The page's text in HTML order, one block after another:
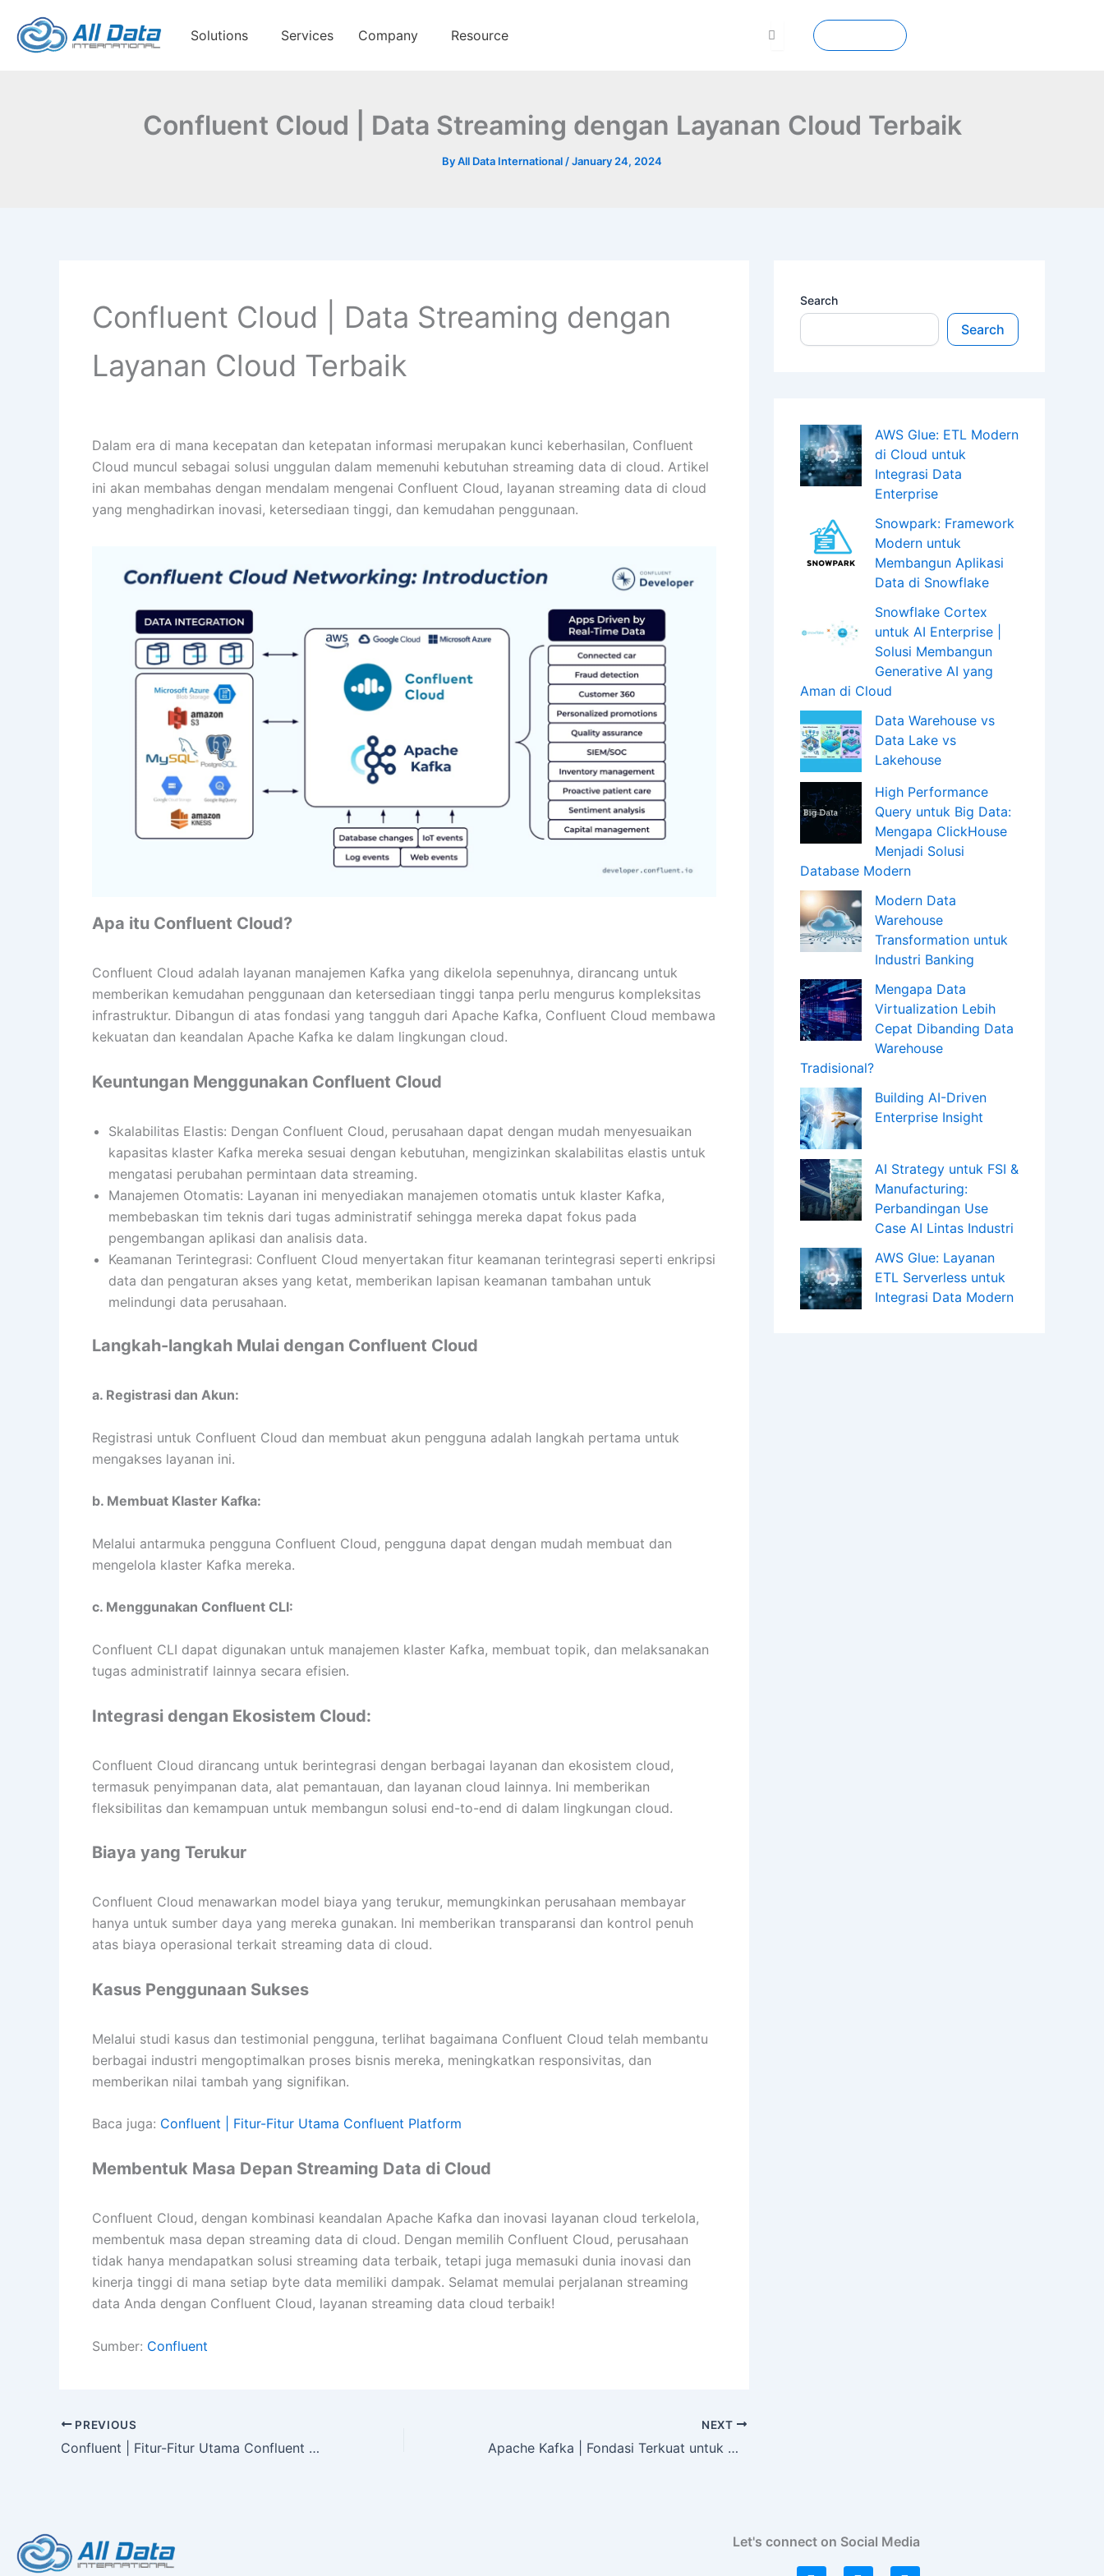
content
Solutions Services Company Resource
Confluent Cloud | Data Streaming dengan Layanan Cloud Terbaik
ByAll Data International /January 24, 2024
Confluent Cloud | Data Streaming dengan
Layanan Cloud Terbaik
Dalam era di mana kecepatan dan ketepatan informasi merupakan kunci keberhasilan, Confluent
Cloud muncul sebagai solusi unggulan dalam memenuhi kebutuhan streaming data di cloud. Artikel
ini akan membahas dengan mendalam mengenai Confluent Cloud, layanan streaming data di cloud
yang menghadirkan inovasi, ketersediaan tinggi, dan kemudahan penggunaan.
Apa itu Confluent Cloud?
Confluent Cloud adalah layanan manajemen Kafka yang dikelola sepenuhnya, dirancang untuk
memberikan kemudahan penggunaan dan ketersediaan tinggi tanpa perlu mengurus kompleksitas
infrastruktur. Dibangun di atas fondasi yang tangguh dari Apache Kafka, Confluent Cloud membawa
kekuatan dan keandalan Apache Kafka ke dalam lingkungan cloud.
Keuntungan Menggunakan Confluent Cloud
Skalabilitas Elastis: Dengan Confluent Cloud, perusahaan dapat dengan mudah menyesuaikan
kapasitas klaster Kafka mereka sesuai dengan kebutuhan, mengizinkan skalabilitas elastis untuk
mengatasi perubahan permintaan data streaming.
Manajemen Otomatis: Layanan ini menyediakan manajemen otomatis untuk klaster Kafka,
membebaskan tim teknis dari tugas administratif sehingga mereka dapat fokus pada
pengembangan aplikasi dan analisis data.
Keamanan Terintegrasi: Confluent Cloud menyertakan fitur keamanan terintegrasi seperti enkripsi
data dan pengaturan akses yang ketat, memberikan lapisan keamanan tambahan untuk
melindungi data perusahaan.
Langkah-langkah Mulai dengan Confluent Cloud
a. Registrasi dan Akun:
Registrasi untuk Confluent Cloud dan membuat akun pengguna adalah langkah pertama untuk
mengakses layanan ini.
b. Membuat Klaster Kafka:
Melalui antarmuka pengguna Confluent Cloud, pengguna dapat dengan mudah membuat dan
mengelola klaster Kafka mereka.
c. Menggunakan Confluent CLI:
Confluent CLI dapat digunakan untuk manajemen klaster Kafka, membuat topik, dan melaksanakan
tugas administratif lainnya secara efisien.
Integrasi dengan Ekosistem Cloud:
Confluent Cloud dirancang untuk berintegrasi dengan berbagai layanan dan ekosistem cloud,
termasuk penyimpanan data, alat pemantauan, dan layanan cloud lainnya. Ini memberikan
fleksibilitas dan kemampuan untuk membangun solusi end-to-end di dalam lingkungan cloud.
Biaya yang Terukur
Confluent Cloud menawarkan model biaya yang terukur, memungkinkan perusahaan membayar
hanya untuk sumber daya yang mereka gunakan. Ini memberikan transparansi dan kontrol penuh
atas biaya operasional terkait streaming data di cloud.
Kasus Penggunaan Sukses
Melalui studi kasus dan testimonial pengguna, terlihat bagaimana Confluent Cloud telah membantu
berbagai industri mengoptimalkan proses bisnis mereka, meningkatkan responsivitas, dan
memberikan nilai tambah yang signifikan.
Baca juga: Confluent | Fitur-Fitur Utama Confluent Platform
Membentuk Masa Depan Streaming Data di Cloud
Confluent Cloud, dengan kombinasi keandalan Apache Kafka dan inovasi layanan cloud terkelola,
membentuk masa depan streaming data di cloud. Dengan memilih Confluent Cloud, perusahaan
tidak hanya mendapatkan solusi streaming data terbaik, tetapi juga memasuki dunia inovasi dan
kinerja tinggi di mana setiap byte data memiliki dampak. Selamat memulai perjalanan streaming
data Anda dengan Confluent Cloud, layanan streaming data cloud terbaik!
Sumber: Confluent
PREVIOUS
Confluent | Fitur-Fitur Utama Confluent Platform
NEXT
Apache Kafka | Fondasi Terkuat untuk Data Streaming
Search
Search
AWS Glue: ETL Modern
di Cloud untuk
Integrasi Data
Enterprise
Snowpark: Framework
Modern untuk
Membangun Aplikasi
Data di Snowflake
Snowflake Cortex
untuk AI Enterprise |
Solusi Membangun
Generative AI yang
Aman di Cloud
Data Warehouse vs
Data Lake vs
Lakehouse
High Performance
Query untuk Big Data:
Mengapa ClickHouse
Menjadi Solusi
Database Modern
Modern Data
Warehouse
Transformation untuk
Industri Banking
Mengapa Data
Virtualization Lebih
Cepat Dibanding Data
Warehouse
Tradisional?
Building AI-Driven
Enterprise Insight
AI Strategy untuk FSI &
Manufacturing:
Perbandingan Use
Case AI Lintas Industri
AWS Glue: Layanan
ETL Serverless untuk
Integrasi Data Modern
Let's connect on Social Media
L I F